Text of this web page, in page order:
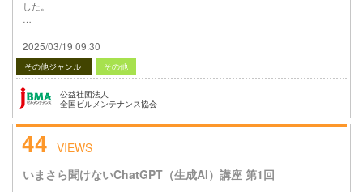
した。
2025/03/19 09:30
その他ジャンル その他
公益社団法人
全国ビルメンテナンス協会
44 VIEWS
いまさら聞けないChatGPT（生成AI）講座 第1回